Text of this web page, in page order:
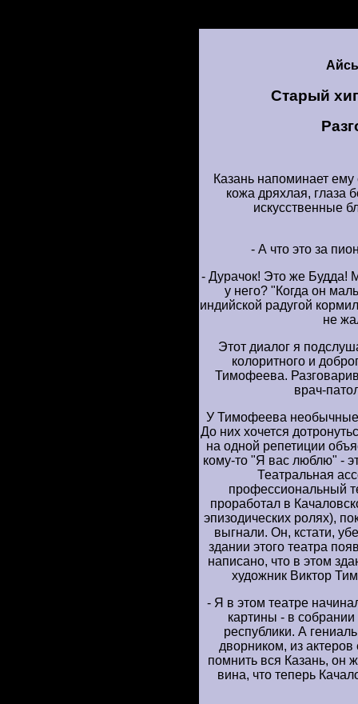
Старый
Казань напоминает
кожа дряхлая, глаза
искусственные
- А что это за
- Дурачок! Это же Будда!
у него? "Когда он
индийской радугой
не
Этот диалог я
колоритного и
Тимофеева.
врач-
У Тимофеева необычные
До них хочется
на одной репетиции
кому-то "Я вас люблю" -
Театральная
профессиональный
проработал в
эпизодических ролях),
выгнали. Он, кстати,
здании этого театра
написано, что в этом
художник Виктор
- Я в этом театре
картины - в собрании
республики. А
дворником, из актеров
помнить вся Казань, он
вина, что теперь